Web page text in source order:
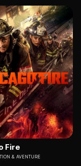
Fire
& AVENTURE